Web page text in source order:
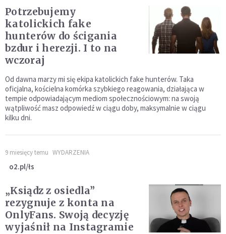
Potrzebujemy
katolickich fake
hunterów do ścigania
bzdur i herezji. I to na
wczoraj
Od dawna marzy mi się ekipa katolickich fake hunterów. Taka
oficjalna, kościelna komórka szybkiego reagowania, działająca w
tempie odpowiadającym mediom społecznościowym: na swoją
wątpliwość masz odpowiedź w ciągu doby, maksymalnie w ciągu
kilku dni.
9 miesięcy temu WYDARZENIA
o2.pl/łs
„Ksiądz z osiedla”
rezygnuje z konta na
OnlyFans. Swoją decyzję
wyjaśnił na Instagramie